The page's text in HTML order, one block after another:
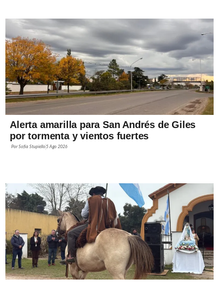
Alerta amarilla para San Andrés de Giles
por tormenta y vientos fuertes
PorSofía Stupiello 5 Ago 2026